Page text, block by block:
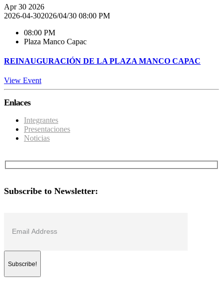
Apr 30 2026
2026-04-302026/04/30 08:00 PM
08:00 PM
Plaza Manco Capac
REINAUGURACIÓN DE LA PLAZA MANCO CAPAC
View Event
Enlaces
Integrantes
Presentaciones
Noticias
Subscribe to Newsletter: